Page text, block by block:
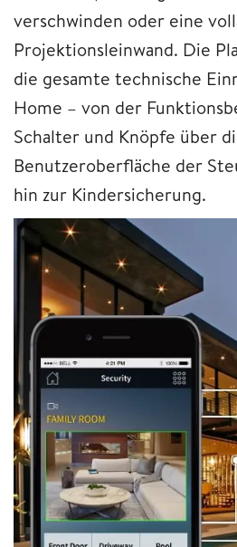
verschwinden oder eine
Projektionsleinwand. Die
die gesamte technische
Home – von der
Schalter und Knöpfe über
Benutzeroberfläche der
hin zur Kindersicherung.